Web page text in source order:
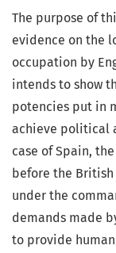
The purpose of
evidence on the
occupation by
intends to show
potencies put in
achieve political
case of Spain,
before the
under the
demands made
to provide